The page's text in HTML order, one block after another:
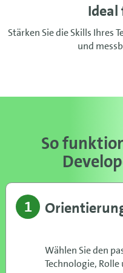
Ideal
Stärken Sie die Skills Ihres
und
So
1
Wählen Sie den
Technologie,